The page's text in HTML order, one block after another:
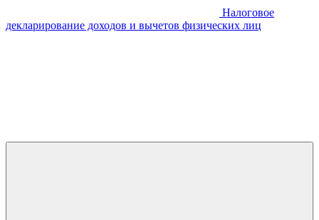
Налоговое
декларирование доходов и вычетов физических лиц